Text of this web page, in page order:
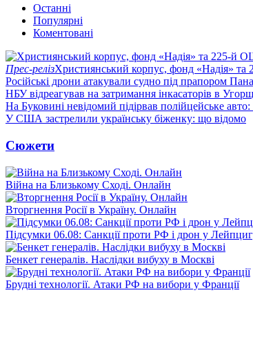
Останні
Популярні
Коментовані
Прес-релізХристиянський корпус, фонд «Надія»
Російські дрони атакували судно під прапором
НБУ відреагував на затримання інкасаторів в
На Буковині невідомий підірвав полійцейське авто:
У США застрелили українську біженку: що відомо
Сюжети
Війна на Близькому Сході. Онлайн
Вторгнення Росії в Україну. Онлайн
Підсумки 06.08: Санкції проти РФ і дрон у
Бенкет генералів. Наслідки вибуху в Москві
Брудні технології. Атаки РФ на вибори у Франції